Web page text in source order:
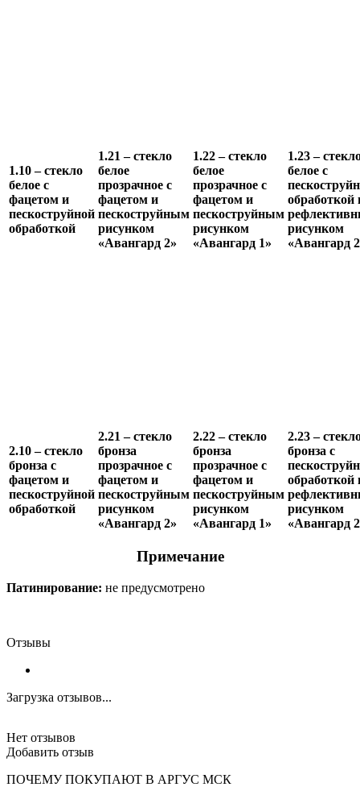
1.10 – стекло
белое с
фацетом и
пескоструйной
обработкой
1.21 – стекло
белое
прозрачное с
фацетом и
пескоструйным
рисунком
«Авангард 2»
1.22 – стекло
белое
прозрачное с
фацетом и
пескоструйным
рисунком
«Авангард 1»
1.23 –
белое с
обработкой
рисунком
«Авангард
2.10 – стекло
бронза с
фацетом и
пескоструйной
обработкой
2.21 – стекло
бронза
прозрачное с
фацетом и
пескоструйным
рисунком
«Авангард 2»
2.22 – стекло
бронза
прозрачное с
фацетом и
пескоструйным
рисунком
«Авангард 1»
2.23 –
бронза с
обработкой
рисунком
«Авангард
Примечание
Патинирование: не предусмотрено
Отзывы
Загрузка отзывов...
Нет отзывов
Добавить отзыв
ПОЧЕМУ ПОКУПАЮТ В АРГУС МСК